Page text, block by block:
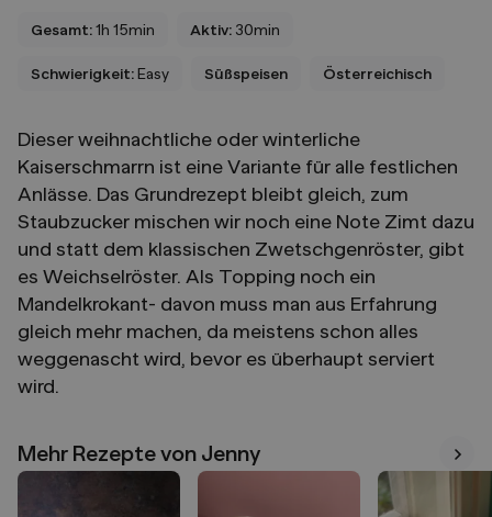
Gesamt:1h 15min Aktiv: 30min
Schwierigkeit:Easy Süßspeisen Österreichisch
Dieser weihnachtliche oder winterliche
Kaiserschmarrn ist eine Variante für alle festlichen
Anlässe. Das Grundrezept bleibt gleich, zum
Staubzucker mischen wir noch eine Note Zimt dazu
und statt dem klassischen Zwetschgenröster, gibt
es Weichselröster. Als Topping noch ein
Mandelkrokant- davon muss man aus Erfahrung
gleich mehr machen, da meistens schon alles
weggenascht wird, bevor es überhaupt serviert
wird.
Mehr Rezepte von Jenny